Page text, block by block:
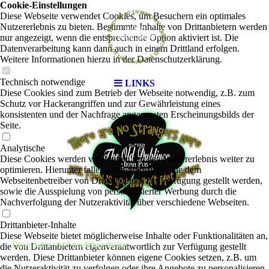
LINKS
Diese Seite wird noch bearbeitet.
Cookie-Einstellungen
Diese Webseite verwendet Cookies, um Besuchern ein optimales
Nutzererlebnis zu bieten. Bestimmte Inhalte von Drittanbietern werden
nur angezeigt, wenn die entsprechende Option aktiviert ist. Die
Datenverarbeitung kann dann auch in einem Drittland erfolgen.
Weitere Informationen hierzu in der Datenschutzerklärung.
Technisch notwendige
Diese Cookies sind zum Betrieb der Webseite notwendig, z.B. zum
Schutz vor Hackerangriffen und zur Gewährleistung eines
konsistenten und der Nachfrage angepassten Erscheinungsbilds der
Seite.
Analytische
Diese Cookies werden verwendet, um das Nutzererlebnis weiter zu
optimieren. Hierunter fallen auch Statistiken, die dem
Webseitenbetreiber von Drittanbietern zur Verfügung gestellt werden,
sowie die Ausspielung von personalisierter Werbung durch die
Nachverfolgung der Nutzeraktivität über verschiedene Webseiten.
Drittanbieter-Inhalte
Diese Webseite bietet möglicherweise Inhalte oder Funktionalitäten an,
die von Drittanbietern eigenverantwortlich zur Verfügung gestellt
werden. Diese Drittanbieter können eigene Cookies setzen, z.B. um